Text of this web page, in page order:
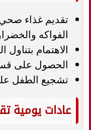
تقديم غذاء
الفواكه
الاهتمام بتناول
الحصول على
تشجيع الطفل
عادات يومية